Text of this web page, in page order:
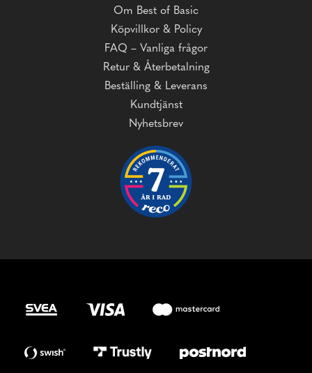
Om Best of Basic
Köpvillkor & Policy
FAQ – Vanliga frågor
Retur & Återbetalning
Beställing & Leverans
Kundtjänst
Nyhetsbrev